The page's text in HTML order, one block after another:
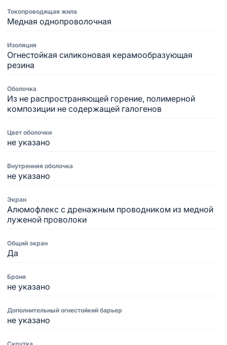
Токопроводящая жила
Медная однопроволочная
Изоляция
Огнестойкая силиконовая керамообразующая
резина
Оболочка
Из не распространяющей горение, полимерной
композиции не содержащей галогенов
Цвет оболочки
не указано
Внутренняя оболочка
не указано
Экран
Алюмофлекс с дренажным проводником из медной
луженой проволоки
Общий экран
Да
Броня
не указано
Дополнительный огнестойкий барьер
не указано